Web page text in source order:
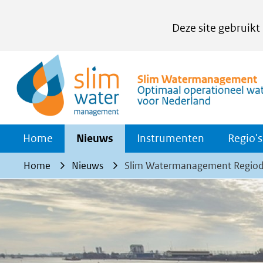
Deze site gebruikt
het
gebruik
van
cookies
deze
website
worden
of
Home Nieuws Instrumenten Regio's
Home Nieuws Slim Watermanagement